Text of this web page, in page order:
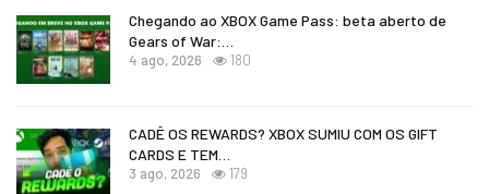
Chegando ao XBOX Game Pass: beta aberto de
Gears of War:…
4 ago, 2026 180
CADÊ OS REWARDS? XBOX SUMIU COM OS GIFT
CARDS E TEM…
3 ago, 2026 179